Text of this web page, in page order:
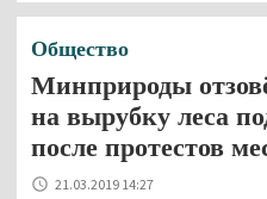
Общество
Минприроды
на вырубку леса
после протестов
21.03.2019 14:27